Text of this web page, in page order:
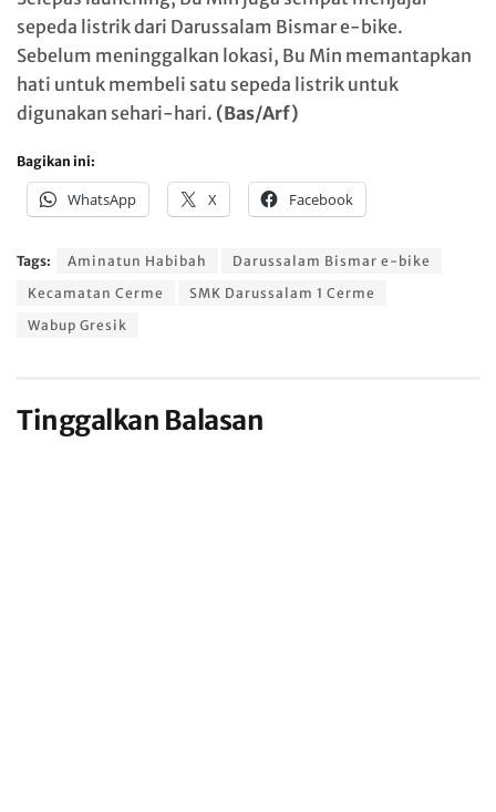
sepeda listrik dari Darussalam Bismar e-bike.
Sebelum meninggalkan lokasi, Bu Min memantapkan
hati untuk membeli satu sepeda listrik untuk
digunakan sehari-hari. (Bas/Arf)
Bagikan ini:
WhatsApp X Facebook
Tags: Aminatun Habibah
Darussalam Bismar e-bike
Kecamatan Cerme
SMK Darussalam 1 Cerme
Wabup Gresik
Tinggalkan Balasan